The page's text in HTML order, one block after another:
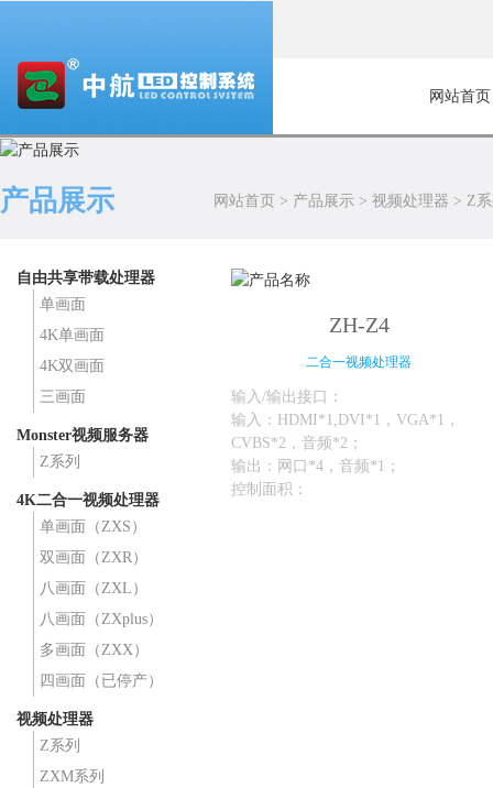
网站首页
产品展示 网站首页 > 产品展示 > 视频处理器 > Z
自由共享带载处理器
单画面
4K单画面
4K双画面
三画面
Monster视频服务器
Z系列
4K二合一视频处理器
单画面（ZXS）
双画面（ZXR）
八画面（ZXL）
八画面（ZXplus）
多画面（ZXX）
四画面（已停产）
视频处理器
Z系列
ZXM系列
ZH-Z4
二合一视频处理器
输入/输出接口：
输入：HDMI*1,DVI*1，VGA*1，
CVBS*2，音频*2；
输出：网口*4，音频*1；
控制面积：